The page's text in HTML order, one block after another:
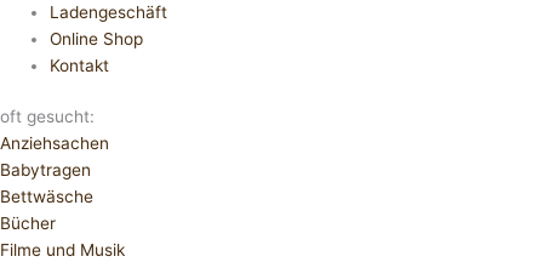
Ladengeschäft
Online Shop
Kontakt
oft gesucht:
Anziehsachen
Babytragen
Bettwäsche
Bücher
Filme und Musik